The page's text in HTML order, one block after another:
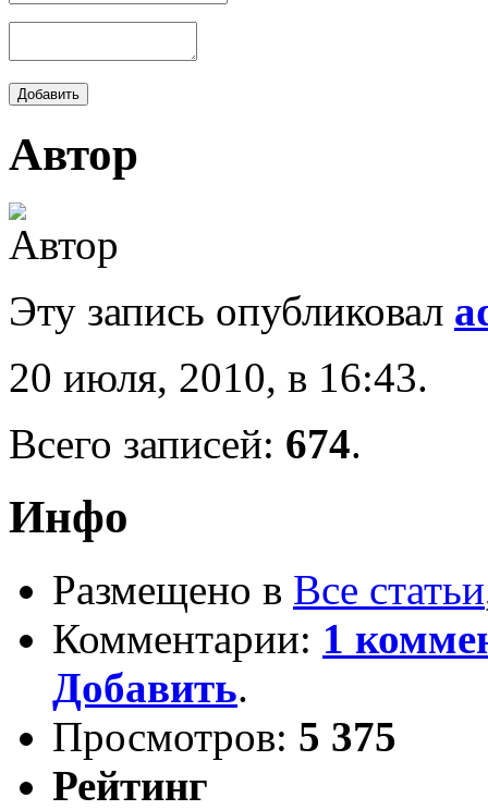
Автор
Эту запись опубликовал
20 июля, 2010, в 16:43.
Всего записей: 674.
Инфо
Размещено в Все статьи
Комментарии: 1
Добавить.
Просмотров: 5 375
Рейтинг